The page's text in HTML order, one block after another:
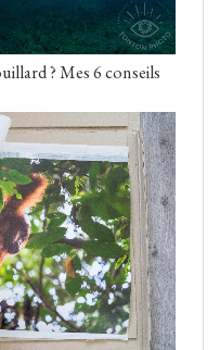
? Mes 6 conseils